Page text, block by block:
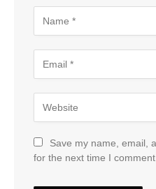
Save my name, email,
for the next time I